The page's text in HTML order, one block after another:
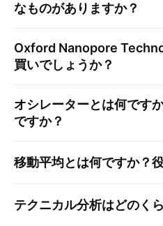
なものがありますか？
Oxford Nanopore
買いでしょうか？
オシレーターとは何です
ですか？
移動平均とは何ですか？
テクニカル分析はどのく